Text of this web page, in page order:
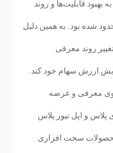
بهبود قابلیت‌ها و روند
شده بود. به همین دلیل
روند معرفی
ارزش سهام خود کند.
روی معرفی و عرضه
و اپل نیوز پلاس
سخت افزاری